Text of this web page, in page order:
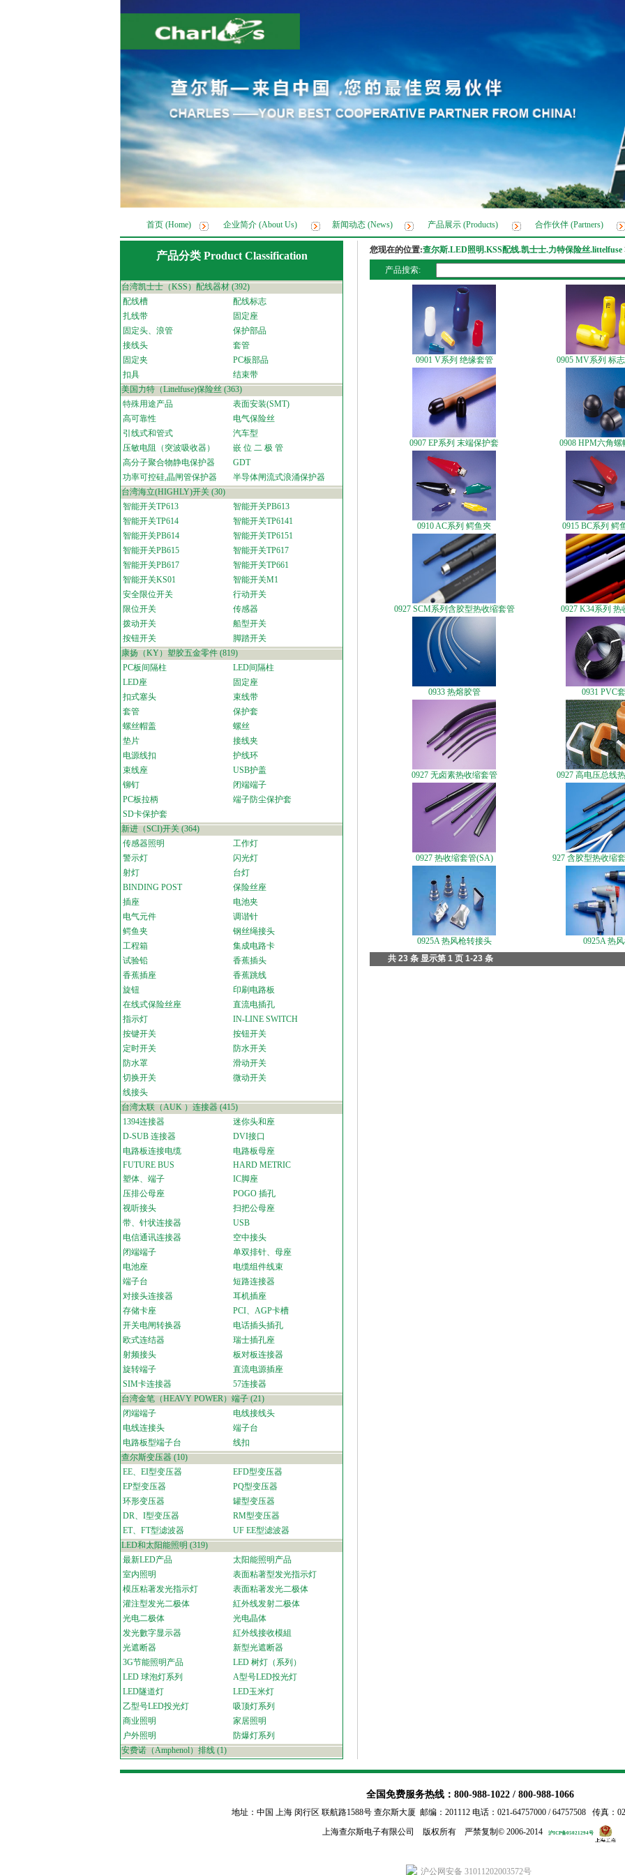
首页 (Home) 企业简介 (About Us) 新闻动态 (News) 产品展示 (Products) 合作伙伴 (Partners)
产品分类 Product Classification 您现在的位置:查尔斯.LED照明.KSS配线.凯士士.力特保险丝.littelfuse
产品搜索:
台湾凯士士（KSS）配线器材 (392)
配线槽
配线标志
扎线带
固定座
固定头、浪管
保护部品
接线头
套管
固定夹
PC板部品
扣具
结束带
美国力特（Littelfuse)保险丝 (363)
特殊用途产品
表面安装(SMT)
高可靠性
电气保险丝
引线式和管式
汽车型
压敏电阻（突波吸收器）
嵌 位 二 极 管
高分子聚合物静电保护器
GDT
功率可控硅,晶闸管保护器
半导体闸流式浪涌保护器
台湾海立(HIGHLY)开关 (30)
智能开关TP613
智能开关PB613
智能开关TP614
智能开关TP6141
智能开关PB614
智能开关TP6151
智能开关PB615
智能开关TP617
智能开关PB617
智能开关TP661
智能开关KS01
智能开关M1
安全限位开关
行动开关
限位开关
传感器
拨动开关
船型开关
按钮开关
脚踏开关
康扬（KY）塑胶五金零件 (819)
PC板间隔柱
LED间隔柱
LED座
固定座
扣式塞头
束线带
套管
保护套
螺丝帽盖
螺丝
垫片
接线夹
电源线扣
护线环
束线座
USB护盖
铆钉
闭端端子
PC板拉柄
端子防尘保护套
SD卡保护套
新进（SCI)开关 (364)
传感器照明
工作灯
警示灯
闪光灯
射灯
台灯
BINDING POST
保险丝座
插座
电池夹
电气元件
调谐针
鳄鱼夹
钢丝绳接头
工程箱
集成电路卡
试验铅
香蕉插头
香蕉插座
香蕉跳线
旋钮
印刷电路板
在线式保险丝座
直流电插孔
指示灯
IN-LINE SWITCH
按键开关
按钮开关
定时开关
防水开关
防水罩
滑动开关
切换开关
微动开关
线接头
台湾太联（AUK ）连接器 (415)
1394连接器
迷你头和座
D-SUB 连接器
DVI接口
电路板连接电缆
电路板母座
FUTURE BUS
HARD METRIC
塑体、端子
IC脚座
压排公母座
POGO 插孔
视听接头
扫把公母座
带、针状连接器
USB
电信通讯连接器
空中接头
闭端端子
单双排针、母座
电池座
电缆组件线束
端子台
短路连接器
对接头连接器
耳机插座
存储卡座
PCI、AGP卡槽
开关电闸转换器
电话插头插孔
欧式连结器
瑞士插孔座
射频接头
板对板连接器
旋转端子
直流电源插座
SIM卡连接器
57连接器
台湾金笔（HEAVY POWER）端子 (21)
闭端端子
电线接线头
电线连接头
端子台
电路板型端子台
线扣
查尔斯变压器 (10)
EE、EI型变压器
EFD型变压器
EP型变压器
PQ型变压器
环形变压器
罐型变压器
DR、I型变压器
RM型变压器
ET、FT型滤波器
UF EE型滤波器
LED和太阳能照明 (319)
最新LED产品
太阳能照明产品
室内照明
表面粘著型发光指示灯
模压粘著发光指示灯
表面粘著发光二极体
灌注型发光二极体
紅外线发射二极体
光电二极体
光电晶体
发光數字显示器
紅外线接收模組
光遮断器
新型光遮断器
3G节能照明产品
LED 树灯（系列）
LED 球泡灯系列
A型号LED投光灯
LED隧道灯
LED玉米灯
乙型号LED投光灯
吸顶灯系列
商业照明
家居照明
户外照明
防爆灯系列
安费诺（Amphenol）排线 (1)
0901 V系列 绝缘套管 0905 MV系列 标
0907 EP系列 末端保护套 0908 HPM六角螺
0910 AC系列 鳄鱼夾 0915 BC系列 鳄
0927 SCM系列含胶型热收缩套管 0927 K34系列 热
0933 热熔胶管 0931 PVC
0927 无卤素热收缩套管 0927 高电压总线
0927 热收缩套管(SA) 927 含胶型热收缩
0925A 热风枪转接头
0925A 热
共 23 条 显示第 1 页 1-23 条
全国免费服务热线：800-988-1022 / 800-988-1066
地址：中国 上海 闵行区 联航路1588号 查尔斯大厦 邮编：201112 电话：021-64757000 / 64757508 传真：
上海查尔斯电子有限公司 版权所有 严禁复制© 2006-2014 沪ICP备05021294号
沪公网安备 31011202003572号